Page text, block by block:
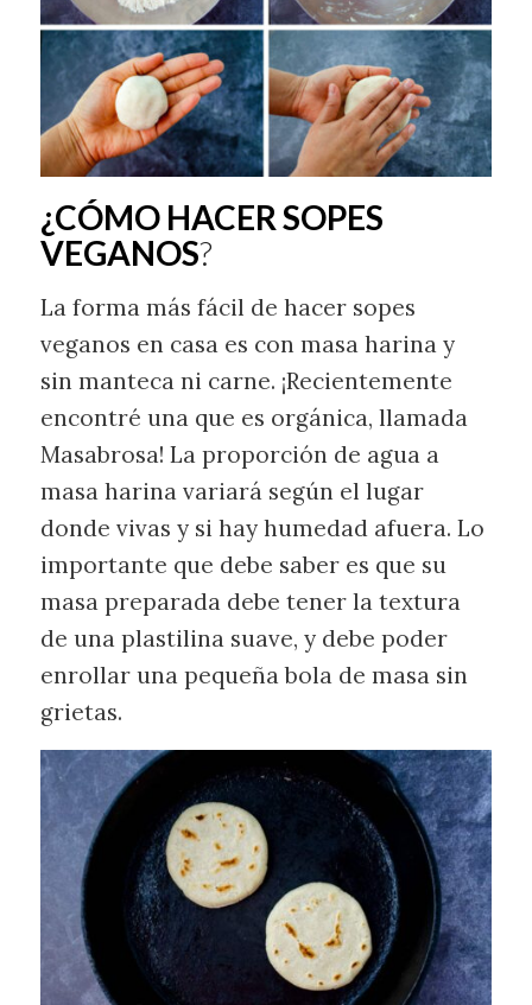
¿CÓMO HACER SOPES
VEGANOS?
La forma más fácil de hacer sopes
veganos en casa es con masa harina y
sin manteca ni carne. ¡Recientemente
encontré una que es orgánica, llamada
Masabrosa! La proporción de agua a
masa harina variará según el lugar
donde vivas y si hay humedad afuera. Lo
importante que debe saber es que su
masa preparada debe tener la textura
de una plastilina suave, y debe poder
enrollar una pequeña bola de masa sin
grietas.